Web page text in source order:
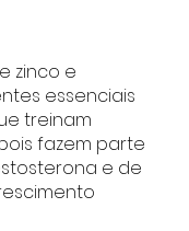
zinco e
essenciais
treinam
fazem parte
e de